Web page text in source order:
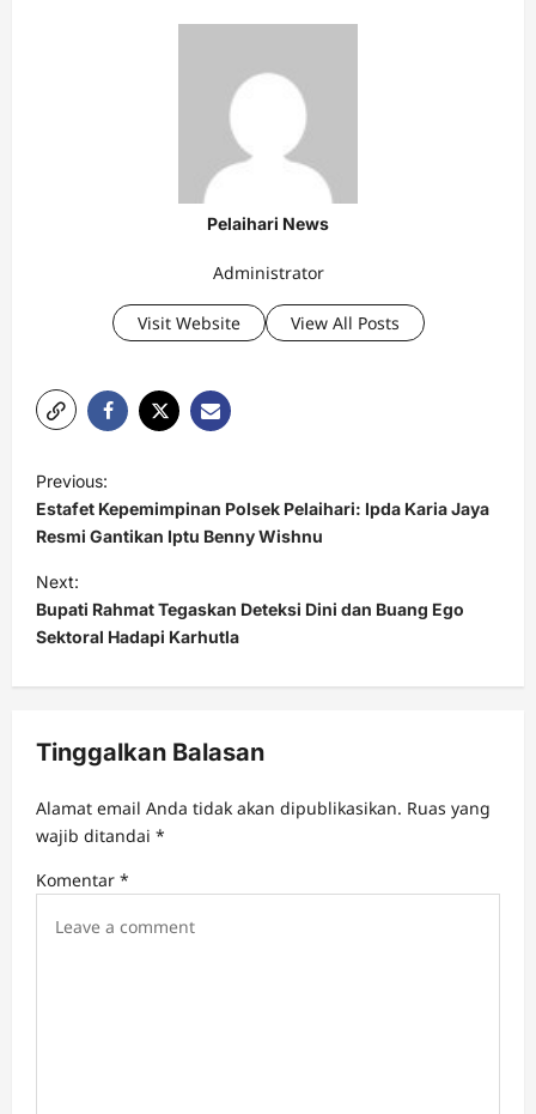
Pelaihari News
Administrator
Visit Website View All Posts
P
o
s
t
n
a
v
g
a
t
i
Previous:
Estafet Kepemimpinan Polsek Pelaihari: Ipda Karia Jaya
Resmi Gantikan Iptu Benny Wishnu
Next:
Bupati Rahmat Tegaskan Deteksi Dini dan Buang Ego
Sektoral Hadapi Karhutla
Tinggalkan Balasan
Alamat email Anda tidak akan dipublikasikan. Ruas yang
wajib ditandai *
Komentar *